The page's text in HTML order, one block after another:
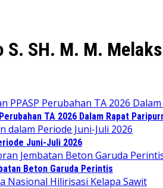
SH. M. M.
TA 2026 Dalam Rapat
Juni-Juli 2026
Beton Garuda Perintis